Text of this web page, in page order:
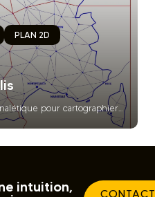
PLAN 2D
pour cartographier...
intuition,